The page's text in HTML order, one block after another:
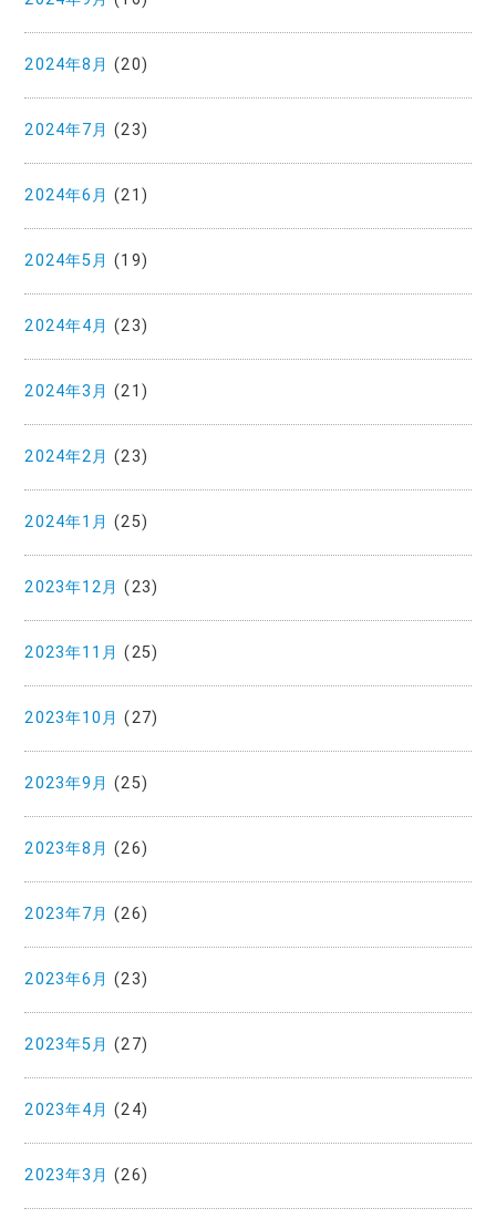
2024年8月 (20)
2024年7月 (23)
2024年6月 (21)
2024年5月 (19)
2024年4月 (23)
2024年3月 (21)
2024年2月 (23)
2024年1月 (25)
2023年12月 (23)
2023年11月 (25)
2023年10月 (27)
2023年9月 (25)
2023年8月 (26)
2023年7月 (26)
2023年6月 (23)
2023年5月 (27)
2023年4月 (24)
2023年3月 (26)